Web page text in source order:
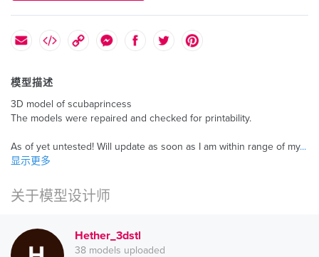
模型描述
3D model of scubaprincess
The models were repaired and checked for printability.
As of yet untested! Will update as soon as I am within range of my...
显示更多
关于模型设计师
Hether_3dstl
38 models uploaded